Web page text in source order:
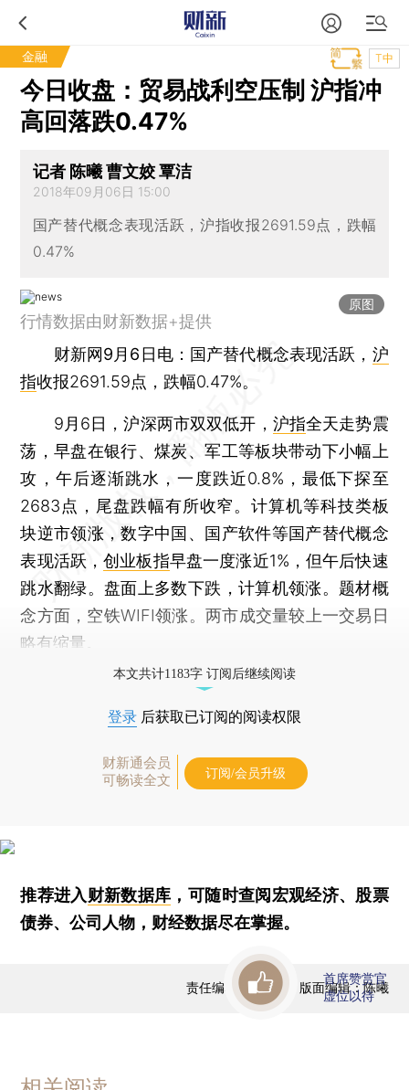
金融 T中
今日收盘：贸易战利空压制 沪指冲
高回落跌0.47%
记者 陈曦 曹文姣 覃洁
2018年09月06日 15:00
国产替代概念表现活跃，沪指收报2691.59点，跌幅
0.47%
原图
行情数据由财新数据+提供
财新网9月6日电：国产替代概念表现活跃， 沪
指收报2691.59点，跌幅0.47%。
9月6日，沪深两市双双低开， 沪指全天走势震
荡，早盘在银行、煤炭、军工等板块带动下小幅上
攻，午后逐渐跳水，一度跌近0.8%，最低下探至
2683点，尾盘跌幅有所收窄。计算机等科技类板
块逆市领涨，数字中国、国产软件等国产替代概念
表现活跃，创业板指早盘一度涨近1%，但午后快速
跳水翻绿。盘面上多数下跌，计算机领涨。题材概
念方面，空铁WIFI领涨。两市成交量较上一交易日
略有缩量。
本文共计1183字 订阅后继续阅读
登录 后获取已订阅的阅读权限
财新通会员
可畅读全文
订阅/会员升级
推荐进入财新数据库 ，可随时查阅宏观经济、股票
债券、公司人物，财经数据尽在掌握。
责任编辑：曹文姣 | 版面编辑：陈曦
首席赞赏官
虚位以待